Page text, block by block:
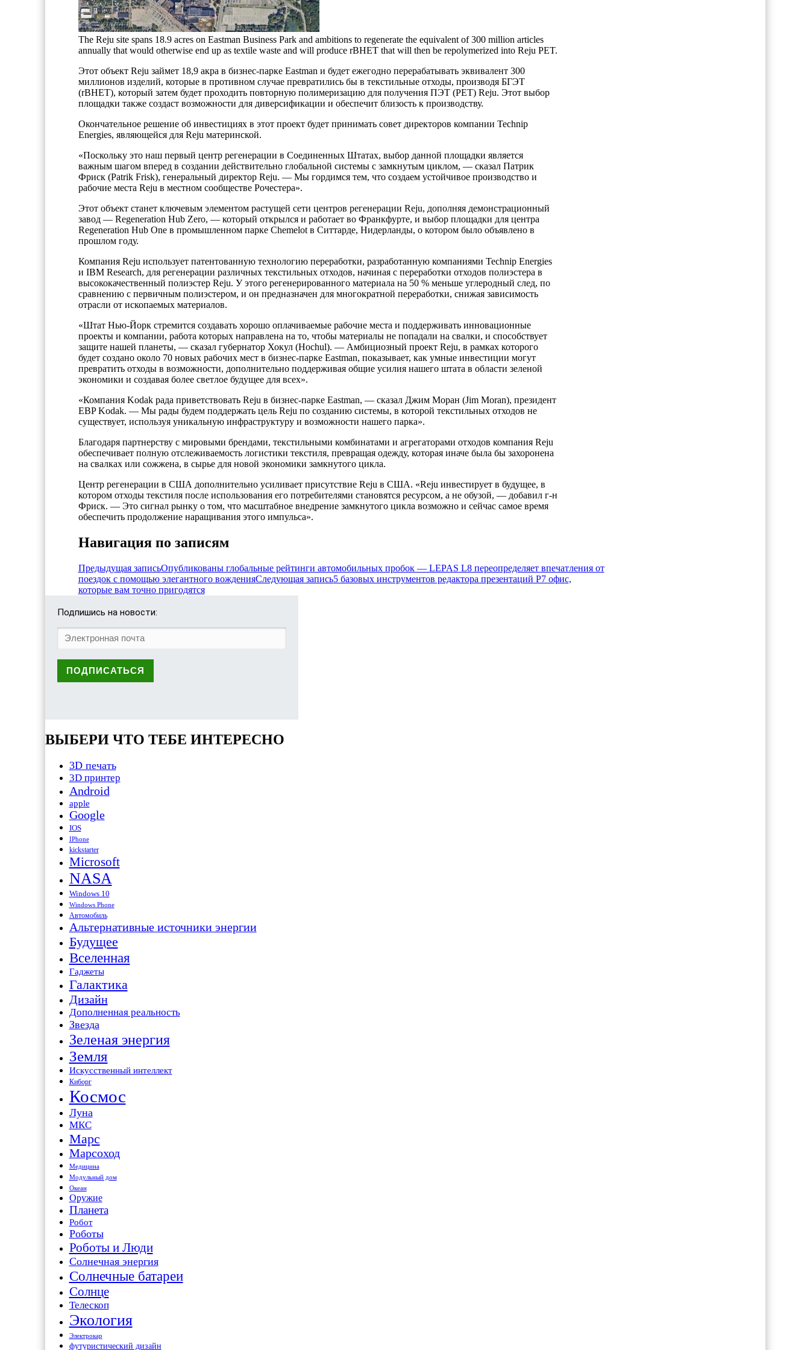
The Reju site spans 18.9 acres on Eastman Business Park and ambitions to regenerate the equivalent of 300 million articles
annually that would otherwise end up as textile waste and will produce rBHET that will then be repolymerized into Reju PET.
Этот объект Reju займет 18,9 акра в бизнес-парке Eastman и будет ежегодно перерабатывать эквивалент 300
миллионов изделий, которые в противном случае превратились бы в текстильные отходы, производя БГЭТ
(rBHET), который затем будет проходить повторную полимеризацию для получения ПЭТ (PET) Reju. Этот выбор
площадки также создаст возможности для диверсификации и обеспечит близость к производству.
Окончательное решение об инвестициях в этот проект будет принимать совет директоров компании Technip
Energies, являющейся для Reju материнской.
«Поскольку это наш первый центр регенерации в Соединенных Штатах, выбор данной площадки является
важным шагом вперед в создании действительно глобальной системы с замкнутым циклом, — сказал Патрик
Фриск (Patrik Frisk), генеральный директор Reju. — Мы гордимся тем, что создаем устойчивое производство и
рабочие места Reju в местном сообществе Рочестера».
Этот объект станет ключевым элементом растущей сети центров регенерации Reju, дополняя демонстрационный
завод — Regeneration Hub Zero, — который открылся и работает во Франкфурте, и выбор площадки для центра
Regeneration Hub One в промышленном парке Chemelot в Ситтарде, Нидерланды, о котором было объявлено в
прошлом году.
Компания Reju использует патентованную технологию переработки, разработанную компаниями Technip Energies
и IBM Research, для регенерации различных текстильных отходов, начиная с переработки отходов полиэстера в
высококачественный полиэстер Reju. У этого регенерированного материала на 50 % меньше углеродный след, по
сравнению с первичным полиэстером, и он предназначен для многократной переработки, снижая зависимость
отрасли от ископаемых материалов.
«Штат Нью-Йорк стремится создавать хорошо оплачиваемые рабочие места и поддерживать инновационные
проекты и компании, работа которых направлена на то, чтобы материалы не попадали на свалки, и способствует
защите нашей планеты, — сказал губернатор Хокул (Hochul). — Амбициозный проект Reju, в рамках которого
будет создано около 70 новых рабочих мест в бизнес-парке Eastman, показывает, как умные инвестиции могут
превратить отходы в возможности, дополнительно поддерживая общие усилия нашего штата в области зеленой
экономики и создавая более светлое будущее для всех».
«Компания Kodak рада приветствовать Reju в бизнес-парке Eastman, — сказал Джим Моран (Jim Moran), президент
EBP Kodak. — Мы рады будем поддержать цель Reju по созданию системы, в которой текстильных отходов не
существует, используя уникальную инфраструктуру и возможности нашего парка».
Благодаря партнерству с мировыми брендами, текстильными комбинатами и агрегаторами отходов компания Reju
обеспечивает полную отслеживаемость логистики текстиля, превращая одежду, которая иначе была бы захоронена
на свалках или сожжена, в сырье для новой экономики замкнутого цикла.
Центр регенерации в США дополнительно усиливает присутствие Reju в США. «Reju инвестирует в будущее, в
котором отходы текстиля после использования его потребителями становятся ресурсом, а не обузой, — добавил г-н
Фриск. — Это сигнал рынку о том, что масштабное внедрение замкнутого цикла возможно и сейчас самое время
обеспечить продолжение наращивания этого импульса».
Навигация по записям
Предыдущая записьОпубликованы глобальные рейтинги автомобильных пробок — LEPAS L8 переопределяет впечатления от
поездок с помощью элегантного вожденияСледующая запись5 базовых инструментов редактора презентаций Р7 офис,
которые вам точно пригодятся
Подпишись на новости:
ВЫБЕРИ ЧТО ТЕБЕ ИНТЕРЕСНО
3D печать
3D принтер
Android
apple
Google
IOS
IPhone
kickstarter
Microsoft
NASA
Windows 10
Windows Phone
Автомобиль
Альтернативные источники энергии
Будущее
Вселенная
Гаджеты
Галактика
Дизайн
Дополненная реальность
Звезда
Зеленая энергия
Земля
Искусственный интеллект
Киборг
Космос
Луна
МКС
Марс
Марсоход
Медицина
Модульный дом
Океан
Оружие
Планета
Робот
Роботы
Роботы и Люди
Солнечная энергия
Солнечные батареи
Солнце
Телескоп
Экология
Электрокар
футуристический дизайн